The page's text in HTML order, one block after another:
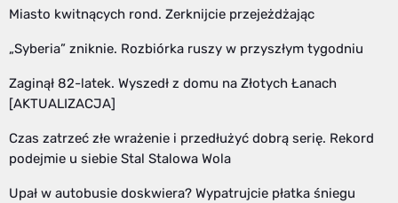
Miasto kwitnących rond. Zerknijcie przejeżdżając
„Syberia” zniknie. Rozbiórka ruszy w przyszłym tygodniu
Zaginął 82-latek. Wyszedł z domu na Złotych Łanach
[AKTUALIZACJA]
Czas zatrzeć złe wrażenie i przedłużyć dobrą serię. Rekord
podejmie u siebie Stal Stalowa Wola
Upał w autobusie doskwiera? Wypatrujcie płatka śniegu